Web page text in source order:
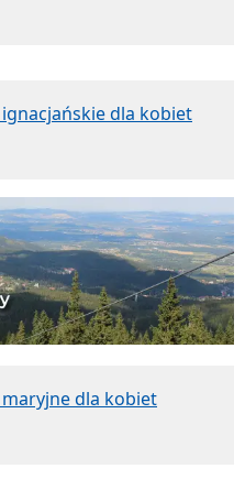
dla kobiet
dla kobiet